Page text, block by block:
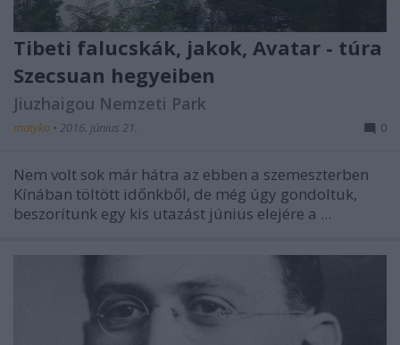
Tibeti falucskák, jakok, Avatar - túra
Szecsuan hegyeiben
Jiuzhaigou Nemzeti Park
matyko • 2016. június 21. 0
Nem volt sok már hátra az ebben a szemeszterben
Kínában töltött időnkből, de még úgy gondoltuk,
beszorítunk egy kis utazást június elejére a ...